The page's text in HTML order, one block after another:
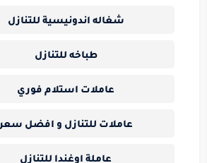
شغاله اندونيسية للتنازل
طباخه للتنازل
عاملات استلام فوري
عاملات للتنازل و افضل سعر
عاملة اوغندا للتنازل